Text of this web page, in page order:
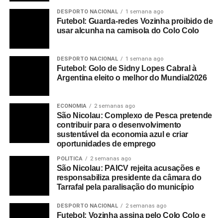
DESPORTO NACIONAL 1 semana ago
Futebol: Guarda-redes Vozinha proibido de
usar alcunha na camisola do Colo Colo
DESPORTO NACIONAL 1 semana ago
Futebol: Golo de Sidny Lopes Cabral à
Argentina eleito o melhor do Mundial2026
ECONOMIA 2 semanas ago
São Nicolau: Complexo de Pesca pretende
contribuir para o desenvolvimento
sustentável da economia azul e criar
oportunidades de emprego
POLITICA 2 semanas ago
São Nicolau: PAICV rejeita acusações e
responsabiliza presidente da câmara do
Tarrafal pela paralisação do município
DESPORTO NACIONAL 2 semanas ago
Futebol: Vozinha assina pelo Colo Colo e